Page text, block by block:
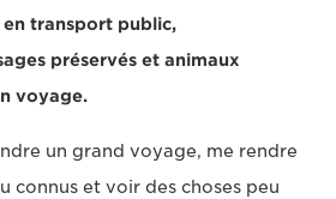
transport public,
préservés et animaux
voyage.
un grand voyage, me rendre
connus et voir des choses peu